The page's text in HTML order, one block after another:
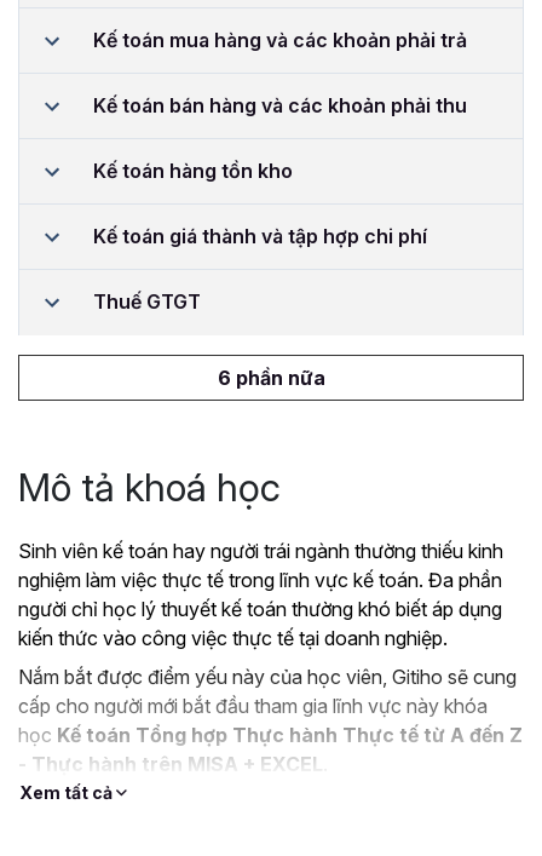
Kế toán mua hàng và các khoản phải trả
Kế toán bán hàng và các khoản phải thu
Kế toán hàng tồn kho
Kế toán giá thành và tập hợp chi phí
Thuế GTGT
6 phần nữa
Mô tả khoá học
Sinh viên kế toán hay người trái ngành thường thiếu kinh
nghiệm làm việc thực tế trong lĩnh vực kế toán. Đa phần
người chỉ học lý thuyết kế toán thường khó biết áp dụng
kiến thức vào công việc thực tế tại doanh nghiệp.
Nắm bắt được điểm yếu này của học viên, Gitiho sẽ cung
cấp cho người mới bắt đầu tham gia lĩnh vực này khóa
học Kế toán Tổng hợp Thực hành Thực tế từ A đến Z
- Thực hành trên MISA + EXCEL
Mục tiêu khi tham gia khóa
Xem tất cả